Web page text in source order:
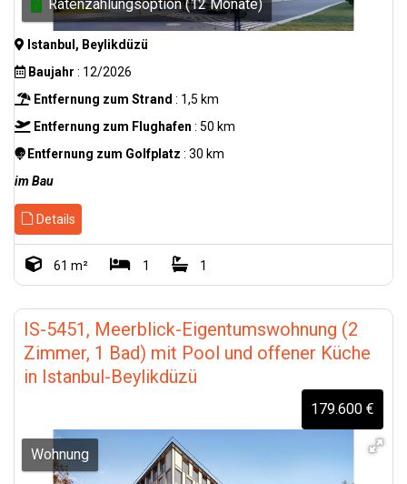
Ratenzahlungsoption (12 Monate)
Istanbul, Beylikdüzü
Baujahr : 12/2026
Entfernung zum Strand : 1,5 km
Entfernung zum Flughafen : 50 km
Entfernung zum Golfplatz : 30 km
im Bau
Details
61 m² 1 1
IS-5451, Meerblick-Eigentumswohnung (2
Zimmer, 1 Bad) mit Pool und offener Küche
in Istanbul-Beylikdüzü
179.600 €
Wohnung